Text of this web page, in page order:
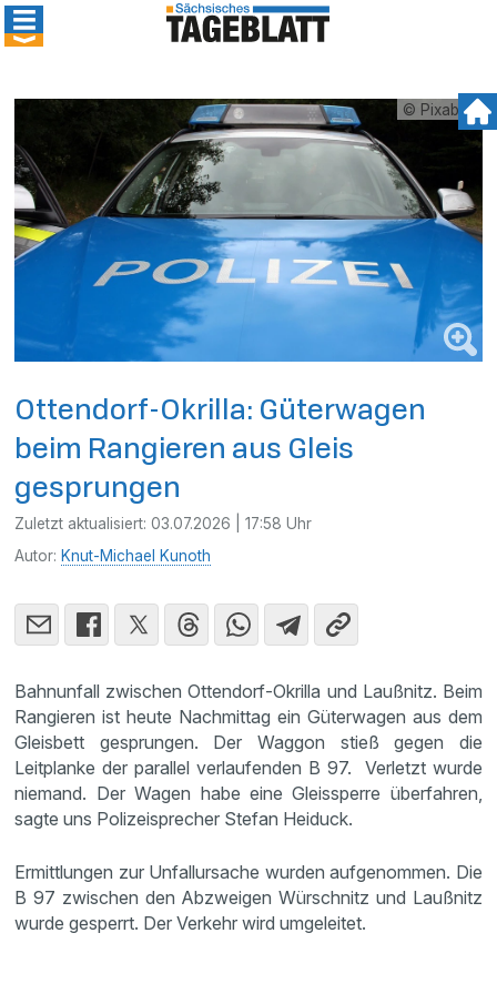
© Pixabay
Ottendorf-Okrilla: Güterwagen
beim Rangieren aus Gleis
gesprungen
Zuletzt aktualisiert:03.07.2026 | 17:58 Uhr
Autor: Knut-Michael Kunoth
Bahnunfall zwischen Ottendorf-Okrilla und Laußnitz. Beim
Rangieren ist heute Nachmittag ein Güterwagen aus dem
Gleisbett gesprungen. Der Waggon stieß gegen die
Leitplanke der parallel verlaufenden B 97. Verletzt wurde
niemand. Der Wagen habe eine Gleissperre überfahren,
sagte uns Polizeisprecher Stefan Heiduck.
Ermittlungen zur Unfallursache wurden aufgenommen. Die
B 97 zwischen den Abzweigen Würschnitz und Laußnitz
wurde gesperrt. Der Verkehr wird umgeleitet.